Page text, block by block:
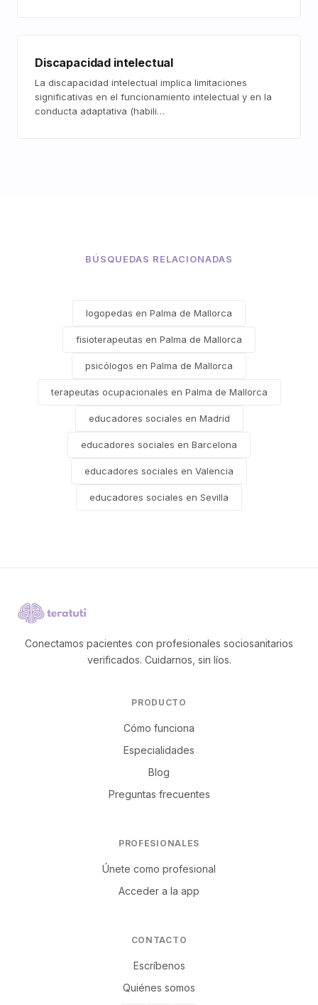
Discapacidad intelectual
La discapacidad intelectual implica limitaciones
significativas en el funcionamiento intelectual y en la
conducta adaptativa (habili…
BÚSQUEDAS RELACIONADAS
logopedas en Palma de Mallorca
fisioterapeutas en Palma de Mallorca
psicólogos en Palma de Mallorca
terapeutas ocupacionales en Palma de Mallorca
educadores sociales en Madrid
educadores sociales en Barcelona
educadores sociales en Valencia
educadores sociales en Sevilla
Conectamos pacientes con profesionales sociosanitarios
verificados. Cuidarnos, sin líos.
PRODUCTO
Cómo funciona
Especialidades
Blog
Preguntas frecuentes
PROFESIONALES
Únete como profesional
Acceder a la app
CONTACTO
Escríbenos
Quiénes somos